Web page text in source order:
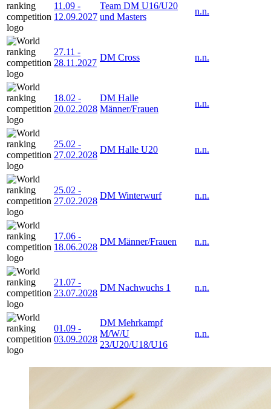
11.09 -
12.09.2027
Team DM U16/U20
und Masters
n.n.
27.11 -
28.11.2027
DM Cross n.n.
18.02 -
20.02.2028
DM Halle
Männer/Frauen
n.n.
25.02 -
27.02.2028
DM Halle U20 n.n.
25.02 -
27.02.2028
DM Winterwurf n.n.
17.06 -
18.06.2028
DM Männer/Frauen n.n.
21.07 -
23.07.2028
DM Nachwuchs 1 n.n.
01.09 -
03.09.2028
DM Mehrkampf
M/W/U
23/U20/U18/U16
n.n.